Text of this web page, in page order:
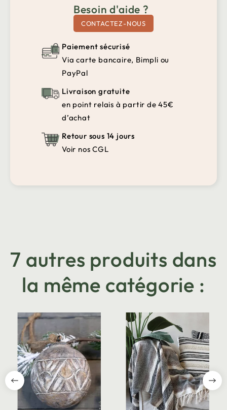
Besoin d'aide ?
CONTACTEZ-NOUS
Paiement sécurisé
Via carte bancaire, Bimpli ou
PayPal
Livraison gratuite
en point relais à partir de 45€
d’achat
Retour sous 14 jours
Voir nos CGL
7 autres produits dans
la même catégorie :